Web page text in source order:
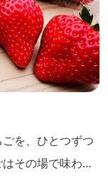
を、ひとつずつ
その場で味わう